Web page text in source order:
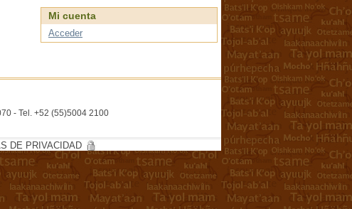
Mi cuenta
Acceder
- Tel. +52 (55)5004 2100
DE PRIVACIDAD